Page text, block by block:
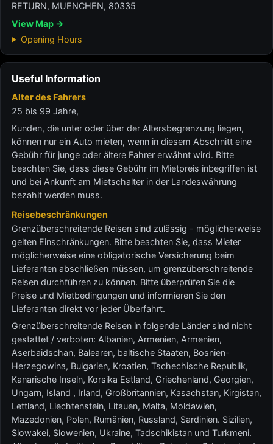
RETURN, MUENCHEN, 80335
View Map →
Opening Hours
Useful Information
Alter des Fahrers
25 bis 99 Jahre,
Kunden, die unter oder über der Altersbegrenzung liegen,
können nur ein Auto mieten, wenn in diesem Abschnitt eine
Gebühr für junge oder ältere Fahrer erwähnt wird. Bitte
beachten Sie, dass diese Gebühr im Mietpreis inbegriffen ist
und bei Ankunft am Mietschalter in der Landeswährung
bezahlt werden muss.
Reisebeschränkungen
Grenzüberschreitende Reisen sind zulässig - möglicherweise
gelten Einschränkungen. Bitte beachten Sie, dass Mieter
möglicherweise eine obligatorische Versicherung beim
Lieferanten abschließen müssen, um grenzüberschreitende
Reisen durchführen zu können. Bitte überprüfen Sie die
Preise und Mietbedingungen und informieren Sie den
Lieferanten direkt vor jeder Überfahrt.
Grenzüberschreitende Reisen in folgende Länder sind nicht
gestattet / verboten: Albanien, Armenien, Armenien,
Aserbaidschan, Balearen, baltische Staaten, Bosnien-
Herzegowina, Bulgarien, Kroatien, Tschechische Republik,
Kanarische Inseln, Korsika Estland, Griechenland, Georgien,
Ungarn, Island , Irland, Großbritannien, Kasachstan, Kirgistan,
Lettland, Liechtenstein, Litauen, Malta, Moldawien,
Mazedonien, Polen, Rumänien, Russland, Sardinien. Sizilien,
Slowakei, Slowenien, Ukraine, Tadschikistan und Turkmeni.